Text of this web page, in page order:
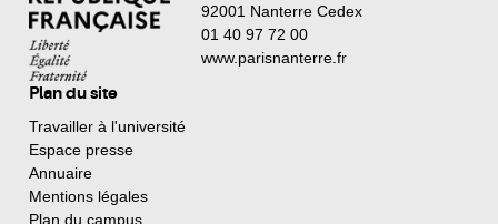
92001 Nanterre Cedex
01 40 97 72 00
www.parisnanterre.fr
Plan du site
Travailler à l'université
Espace presse
Annuaire
Mentions légales
Plan du campus